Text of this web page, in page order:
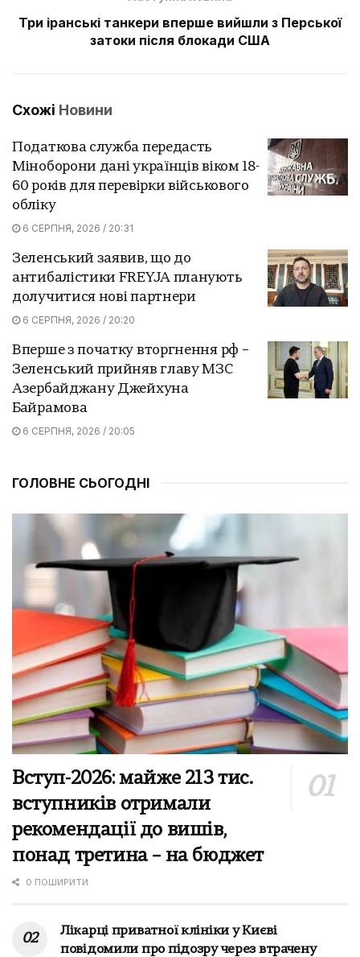
Три іранські танкери вперше вийшли з Перської
затоки після блокади США
Схожі Новини
Податкова служба передасть
Міноборони дані українців віком 18-
60 років для перевірки військового
обліку
6 СЕРПНЯ, 2026 / 20:31
Зеленський заявив, що до
антибалістики FREYJA планують
долучитися нові партнери
6 СЕРПНЯ, 2026 / 20:20
Вперше з початку вторгнення рф –
Зеленський прийняв главу МЗС
Азербайджану Джейхуна
Байрамова
6 СЕРПНЯ, 2026 / 20:05
ГОЛОВНЕ СЬОГОДНІ
Вступ-2026: майже 213 тис.
вступників отримали
рекомендації до вишів,
понад третина – на бюджет
0 ПОШИРИТИ
Лікарці приватної клініки у Києві
повідомили про підозру через втрачену